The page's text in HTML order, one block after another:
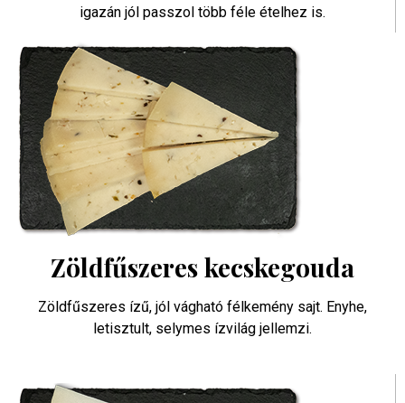
igazán jól passzol több féle ételhez is.
Zöldfűszeres kecskegouda
Zöldfűszeres ízű, jól vágható félkemény sajt. Enyhe,
letisztult, selymes ízvilág jellemzi.